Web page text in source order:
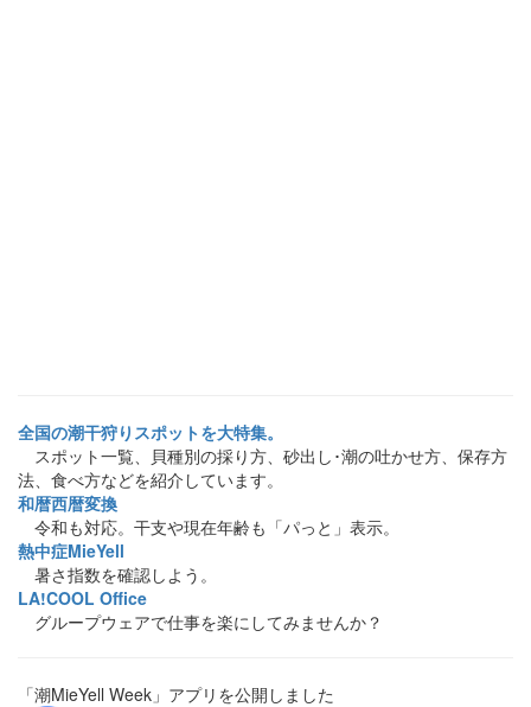
全国の潮干狩りスポットを大特集。
スポット一覧、貝種別の採り方、砂出し･潮の吐かせ方、保存方
法、食べ方などを紹介しています。
和暦西暦変換
令和も対応。干支や現在年齢も「パっと」表示。
熱中症MieYell
暑さ指数を確認しよう。
LA!COOL Office
グループウェアで仕事を楽にしてみませんか？
「潮MieYell Week」アプリを公開しました